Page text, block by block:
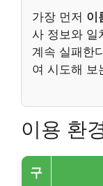
가장 먼저 이
사 정보와 일
계속 실패한
여 시도해 보
이용 환
구